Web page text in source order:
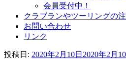
会員受付中！
クラブランやツーリングの
お問い合わせ
リンク
投稿日: 2020年2月10日 2020年2月